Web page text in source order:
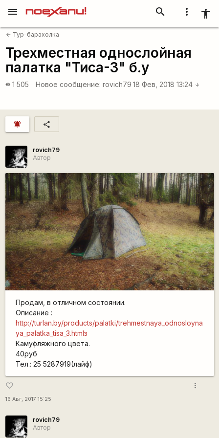
more_vert accessibility_new
search
menu
arrow_back Тур-барахолка
Трехместная однослойная
палатка "Тиса-3" б.у
visibility 1 505 Новое сообщение: rovich79 18 Фев, 2018 13:24 arrow_downward
notifications_active share
rovich79
Автор
Продам, в отличном состоянии.
Описание :
http://turlan.by/products/palatki/trehmestnaya_odnosloyna
ya_palatka_tisa_3.htmlз
Камуфляжного цвета.
40руб
Тел.: 25 5287919(лайф)
favorite_border
16 Авг, 2017 15:25
more_vert
rovich79
Автор